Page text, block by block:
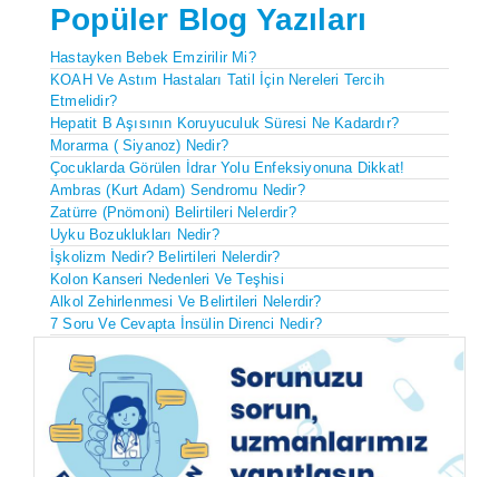
Popüler Blog Yazıları
Hastayken Bebek Emzirilir Mi?
KOAH Ve Astım Hastaları Tatil İçin Nereleri Tercih
Etmelidir?
Hepatit B Aşısının Koruyuculuk Süresi Ne Kadardır?
Morarma ( Siyanoz) Nedir?
Çocuklarda Görülen İdrar Yolu Enfeksiyonuna Dikkat!
Ambras (Kurt Adam) Sendromu Nedir?
Zatürre (pnömoni) Belirtileri Nelerdir?
Uyku Bozuklukları Nedir?
İşkolizm Nedir? Belirtileri Nelerdir?
Kolon Kanseri Nedenleri Ve Teşhisi
Alkol Zehirlenmesi Ve Belirtileri Nelerdir?
7 Soru Ve Cevapta İnsülin Direnci Nedir?